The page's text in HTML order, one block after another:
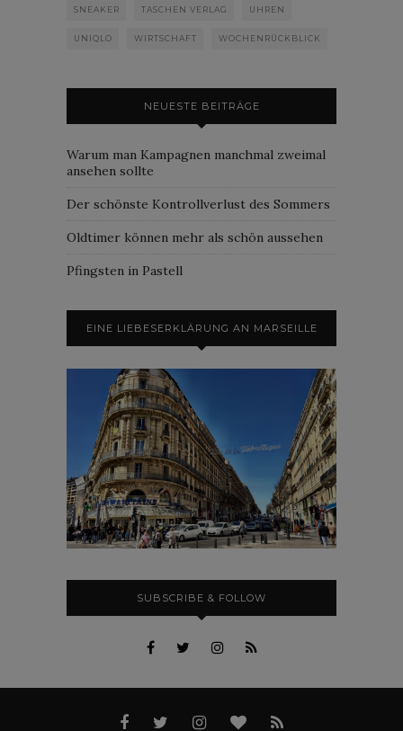
SNEAKER TASCHEN VERLAG UHREN
UNIQLO WIRTSCHAFT WOCHENRÜCKBLICK
NEUESTE BEITRÄGE
Warum man Kampagnen manchmal zweimal
ansehen sollte
Der schönste Kontrollverlust des Sommers
Oldtimer können mehr als schön aussehen
Pfingsten in Pastell
EINE LIEBESERKLÄRUNG AN MARSEILLE
SUBSCRIBE & FOLLOW